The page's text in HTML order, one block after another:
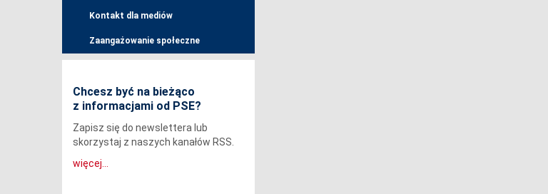
Kontakt dla mediów
Zaangażowanie społeczne
Chcesz być na bieżąco
z informacjami od PSE?
Zapisz się do newslettera lub
skorzystaj z naszych kanałów RSS.
więcej...